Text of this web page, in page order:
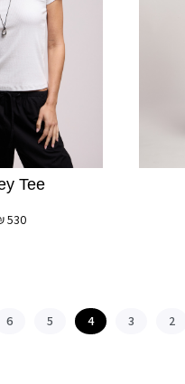
Tee
530
2
3
4
5
6